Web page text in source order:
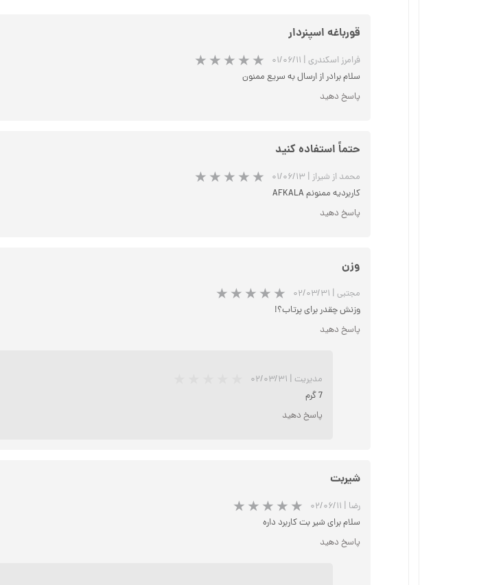
قورباغه اسپنردار
فرامرز اسکندری | ۰۱/۰۶/۱۱
سلام برادر از ارسال به سریع ممنون
پاسخ دهید
حتماً استفاده کنید
محمد از شیراز | ۰۱/۰۶/۱۳
کاربردیه ممنونم AFKALA
پاسخ دهید
وزن
مجتبی | ۰۲/۰۳/۳۱
وزنش چقدر برای پرتاب؟!
پاسخ دهید
مدیریت | ۰۲/۰۳/۳۱
7 گرم
پاسخ دهید
شیربت
رضا | ۰۲/۰۶/۱۱
سلام برای شیر بت کاربرد داره
پاسخ دهید